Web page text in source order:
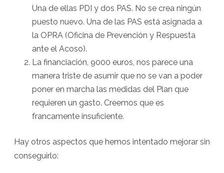
Una de ellas PDI y dos PAS. No se crea ningún
puesto nuevo. Una de las PAS está asignada a
la OPRA (Oficina de Prevención y Respuesta
ante el Acoso).
La financiación, 9000 euros, nos parece una
manera triste de asumir que no se van a poder
poner en marcha las medidas del Plan que
requieren un gasto. Creemos que es
francamente insuficiente.
Hay otros aspectos que hemos intentado mejorar sin
conseguirlo: